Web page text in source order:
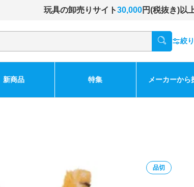
玩具の卸売りサイト30,000円(税抜き)以
絞
新商品 特集 メーカーから
品切